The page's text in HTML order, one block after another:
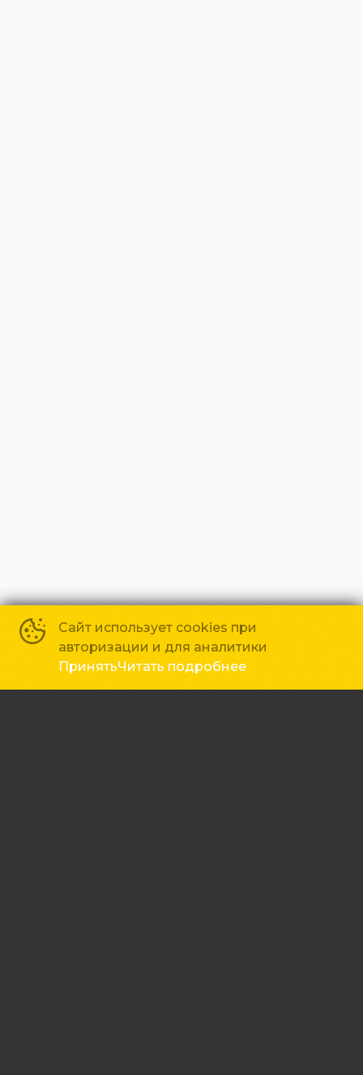
Сайт использует cookies при
авторизации и для аналитики
ПринятьЧитать подробнее